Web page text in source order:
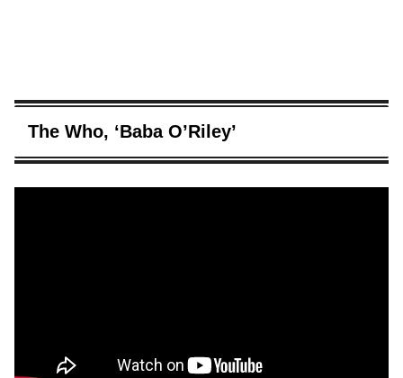
The Who, ‘Baba O’Riley’